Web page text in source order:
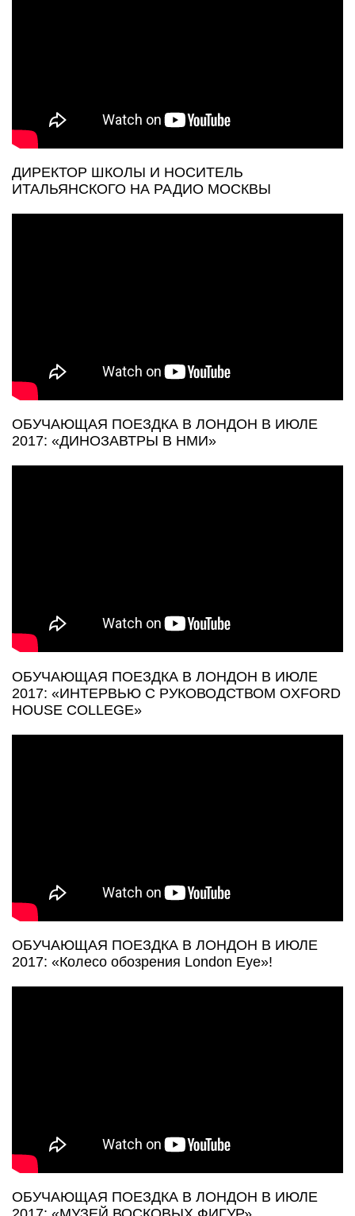
ДИРЕКТОР ШКОЛЫ И НОСИТЕЛЬ
ИТАЛЬЯНСКОГО НА РАДИО МОСКВЫ
ОБУЧАЮЩАЯ ПОЕЗДКА В ЛОНДОН В ИЮЛЕ
2017: «ДИНОЗАВТРЫ В НМИ»
ОБУЧАЮЩАЯ ПОЕЗДКА В ЛОНДОН В ИЮЛЕ
2017: «ИНТЕРВЬЮ С РУКОВОДСТВОМ OXFORD
HOUSE COLLEGE»
ОБУЧАЮЩАЯ ПОЕЗДКА В ЛОНДОН В ИЮЛЕ
2017: «Колесо обозрения London Eye»!
ОБУЧАЮЩАЯ ПОЕЗДКА В ЛОНДОН В ИЮЛЕ